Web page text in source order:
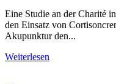
Eine Studie an der Charité
den Einsatz von
Akupunktur den...
Weiterlesen